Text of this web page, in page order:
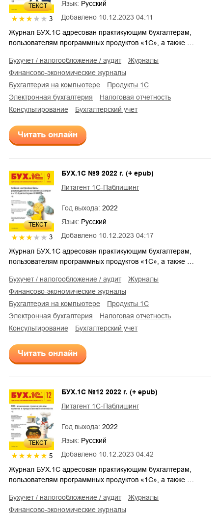
ТЕКСТ
3 Добавлено 10.12.2023 04:11
Язык: Русский
Журнал БУХ.1С адресован практикующим бухгалтерам,
пользователям программных продуктов «1С», а также …
бухучет / налогообложение / аудит
журналы
финансово-экономические журналы
бухгалтерия на компьютере
продукты 1С
электронная бухгалтерия
налоговая отчетность
консультирование
бухгалтерский учет
Читать онлайн
ТЕКСТ
3 Добавлено 10.12.2023 04:17
БУХ.1С №9 2022 г. (+ epub)
Литагент 1С-Паблишинг
Год выхода: 2022
Язык: Русский
Журнал БУХ.1С адресован практикующим бухгалтерам,
пользователям программных продуктов «1С», а также …
бухучет / налогообложение / аудит
журналы
финансово-экономические журналы
бухгалтерия на компьютере
продукты 1С
электронная бухгалтерия
налоговая отчетность
консультирование
бухгалтерский учет
Читать онлайн
ТЕКСТ
5 Добавлено 10.12.2023 04:42
БУХ.1С №12 2022 г. (+ epub)
Литагент 1С-Паблишинг
Год выхода: 2022
Язык: Русский
Журнал БУХ.1С адресован практикующим бухгалтерам,
пользователям программных продуктов «1С», а также …
бухучет / налогообложение / аудит
журналы
финансово-экономические журналы